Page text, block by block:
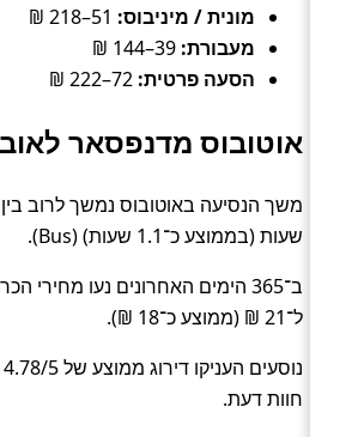
מונית / מיניבוס:
מעבורת:
הסעה פרטית:
אוטובוס מדנפסאר
שעות (בממוצע כ־1.1 שעות) (Bus).
ל־21 ₪ (ממוצע כ־18 ₪).
חוות דעת.